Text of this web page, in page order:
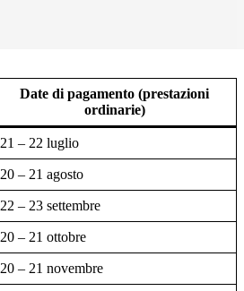
Date di pagamento (prestazioni
ordinarie)
21 – 22 luglio
20 – 21 agosto
22 – 23 settembre
20 – 21 ottobre
20 – 21 novembre